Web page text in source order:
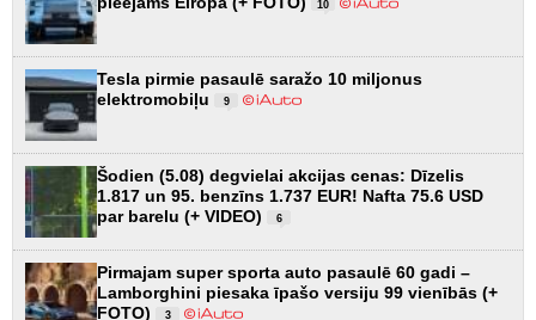
10
Tesla pirmie pasaulē saražo 10 miljonus
elektromobiļu
9
Šodien (5.08) degvielai akcijas cenas: Dīzelis
1.817 un 95. benzīns 1.737 EUR! Nafta 75.6 USD
par barelu (+ VIDEO)
6
Pirmajam super sporta auto pasaulē 60 gadi –
Lamborghini piesaka īpašo versiju 99 vienībās (+
FOTO)
3